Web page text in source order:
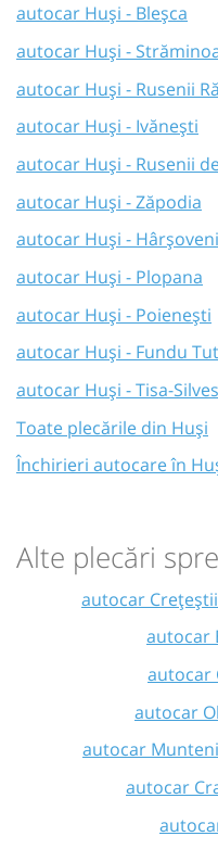
autocar Huși - Bleșca
autocar Huși -
autocar Huși - Rusenii
autocar Huși - Ivănești
autocar Huși - Rusenii
autocar Huși - Zăpodia
autocar Huși - Hârșoveni
autocar Huși - Plopana
autocar Huși - Poienești
autocar Huși - Fundu
autocar Huși - Tisa-
Toate plecările din Huși
Închirieri autocare în
Alte plecări
autocar
autocar
autocar
autocar
autocar
autocar